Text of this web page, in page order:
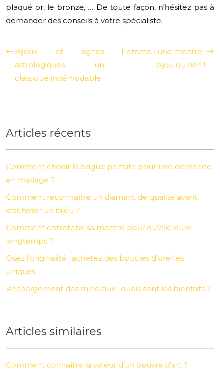
plaqué or, le bronze, … De toute façon, n’hésitez pas à
demander des conseils à votre spécialiste.
Bijoux et signes
astrologiques : un
classique indémodable
Femme : une montre-
bijou ou rien !
Articles récents
Comment choisir la bague parfaite pour une demande
en mariage ?
Comment reconnaître un diamant de qualité avant
d’acheter un bijou ?
Comment entretenir sa montre pour qu’elle dure
longtemps ?
Osez l’originalité : achetez des boucles d’oreilles
uniques
Rechargement des minéraux : quels sont les bienfaits ?
Articles similaires
Comment connaître la valeur d’un oeuvre d’art ?